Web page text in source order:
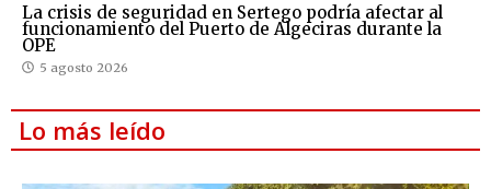
La crisis de seguridad en Sertego podría afectar al
funcionamiento del Puerto de Algeciras durante la
OPE
5 agosto 2026
Lo más leído